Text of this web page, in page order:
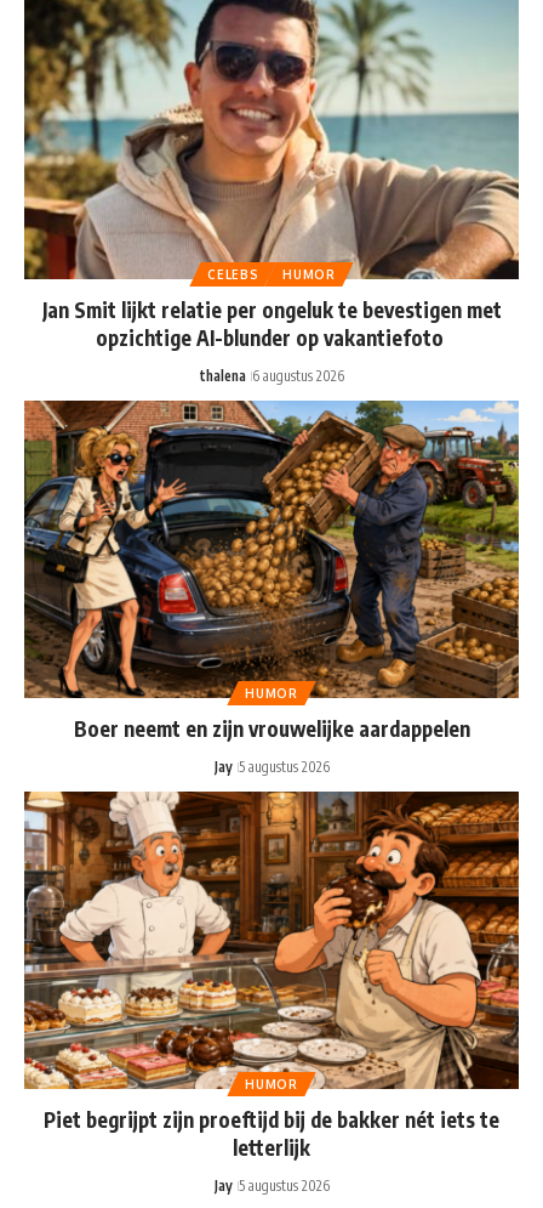
CELEBS HUMOR
Jan Smit lijkt relatie per ongeluk te bevestigen met
opzichtige AI-blunder op vakantiefoto
thalena 6 augustus 2026
HUMOR
Boer neemt en zijn vrouwelijke aardappelen
Jay 5 augustus 2026
HUMOR
Piet begrijpt zijn proeftijd bij de bakker nét iets te
letterlijk
Jay 5 augustus 2026